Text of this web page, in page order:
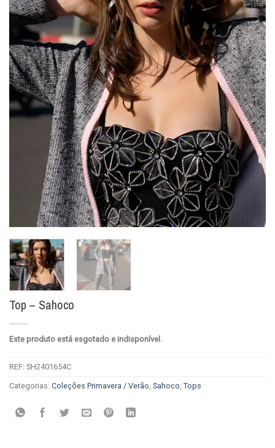
Top – Sahoco
Este produto está esgotado e indisponível.
REF: SH2401654C
Categorias: Coleções Primavera / Verão, Sahoco, Tops